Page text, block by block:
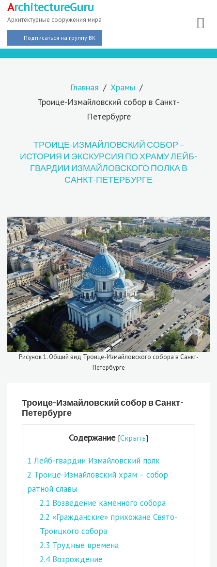
ArchitectureGuru
Архитектурные сооружения мира
Подписаться на группу ВК
Главная
Храмы
Троице-Измайловский собор в Санкт-
Петербурге
ТРОИЦЕ-ИЗМАЙЛОВСКИЙ СОБОР –
ИСТОРИЯ И ЭКСКУРСИЯ ПО ХРАМУ ЛЕЙБ-
ГВАРДИИ ИЗМАЙЛОВСКОГО ПОЛКА В
САНКТ-ПЕТЕРБУРГЕ
Рисунок 1. Общий вид Троице-Измайловского собора в Санкт-
Петербурге
Троице-Измайловский собор в Санкт-
Петербурге
Содержание [Скрыть]
1 Лейб-гвардии Измайловский полк
2 Троице-Измайловский храм – собор
ратной славы
2.1 Возведение каменного собора
2.2 «Гражданские» прихожане Свято-
Троицкого собора
2.3 Трудные времена
2.4Возрождение